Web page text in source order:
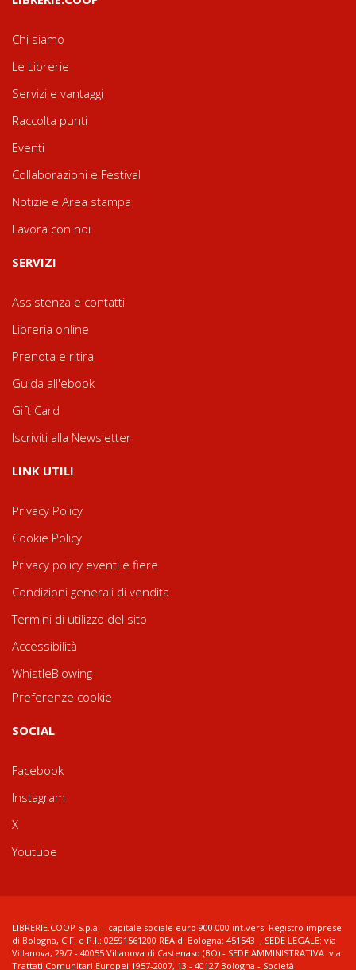
Chi siamo
Le Librerie
Servizi e vantaggi
Raccolta punti
Eventi
Collaborazioni e Festival
Notizie e Area stampa
Lavora con noi
SERVIZI
Assistenza e contatti
Libreria online
Prenota e ritira
Guida all'ebook
Gift Card
Iscriviti alla Newsletter
LINK UTILI
Privacy Policy
Cookie Policy
Privacy policy eventi e fiere
Condizioni generali di vendita
Termini di utilizzo del sito
Accessibilità
WhistleBlowing
Preferenze cookie
SOCIAL
Facebook
Instagram
X
Youtube
LIBRERIE.COOP S.p.a. - capitale sociale euro 900.000 int.vers. Registro imprese
di Bologna, C.F. e P.I.: 02591561200 REA di Bologna: 451543 ; SEDE LEGALE: via
Villanova, 29/7 - 40055 Villanova di Castenaso (BO) - SEDE AMMINISTRATIVA: via
Trattati Comunitari Europei 1957-2007, 13 - 40127 Bologna - Società